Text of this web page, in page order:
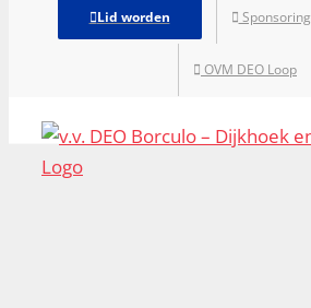
Lid worden Sponsoring
OVM DEO Loop